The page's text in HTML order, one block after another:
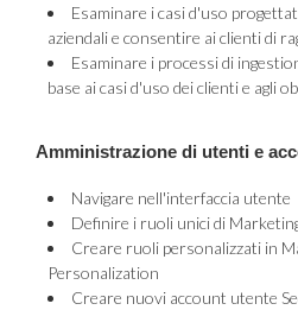
Esaminare i casi d'uso
aziendali e consentire ai clienti di
Esaminare i processi di
base ai casi d'uso dei clienti e agli
Amministrazione di utenti e
Navigare nell'interfaccia utente
Definire i ruoli unici di
Creare ruoli personalizzati in
Personalization
Creare nuovi account utente